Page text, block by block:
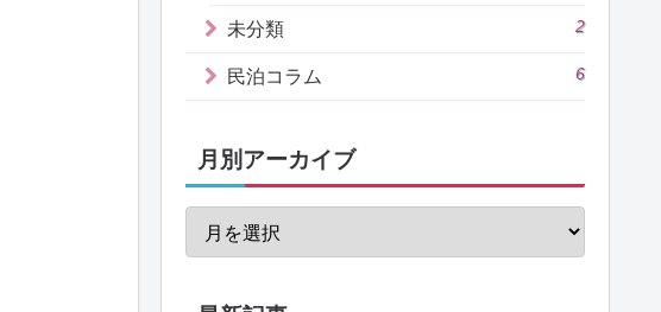
未分類 2
民泊コラム 6
月別アーカイブ